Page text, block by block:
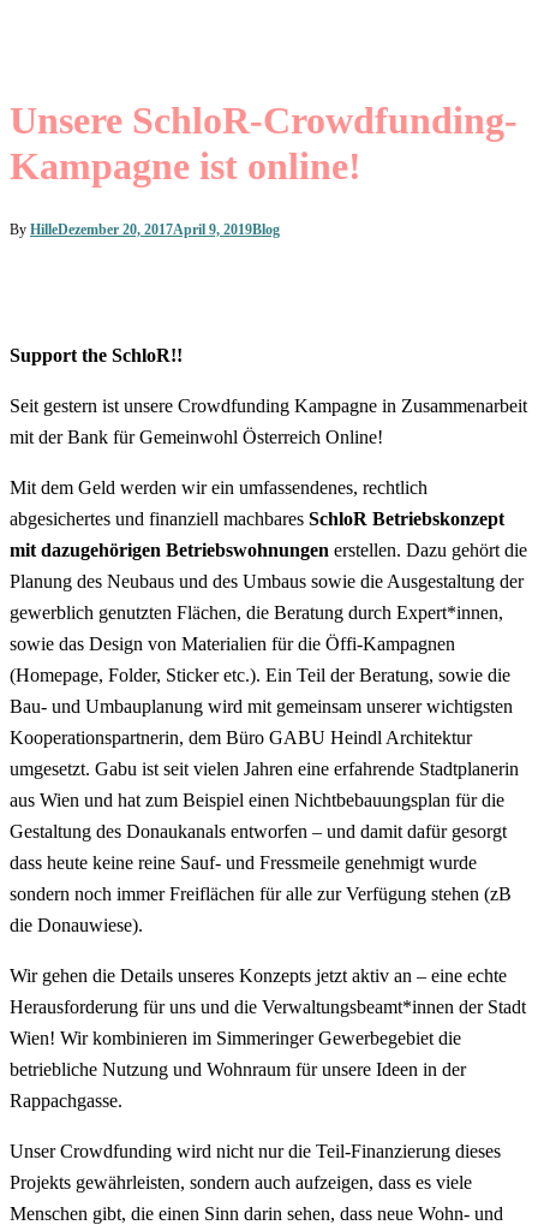
Unsere SchloR-Crowdfunding-
Kampagne ist online!
By HilleDezember 20, 2017April 9, 2019Blog
Support the SchloR!!
Seit gestern ist unsere Crowdfunding Kampagne in Zusammenarbeit
mit der Bank für Gemeinwohl Österreich Online!
Mit dem Geld werden wir ein umfassendenes, rechtlich
abgesichertes und finanziell machbares SchloR Betriebskonzept
mit dazugehörigen Betriebswohnungen erstellen. Dazu gehört die
Planung des Neubaus und des Umbaus sowie die Ausgestaltung der
gewerblich genutzten Flächen, die Beratung durch Expert*innen,
sowie das Design von Materialien für die Öffi-Kampagnen
(Homepage, Folder, Sticker etc.). Ein Teil der Beratung, sowie die
Bau- und Umbauplanung wird mit gemeinsam unserer wichtigsten
Kooperationspartnerin, dem Büro GABU Heindl Architektur
umgesetzt. Gabu ist seit vielen Jahren eine erfahrende Stadtplanerin
aus Wien und hat zum Beispiel einen Nichtbebauungsplan für die
Gestaltung des Donaukanals entworfen – und damit dafür gesorgt
dass heute keine reine Sauf- und Fressmeile genehmigt wurde
sondern noch immer Freiflächen für alle zur Verfügung stehen (zB
die Donauwiese).
Wir gehen die Details unseres Konzepts jetzt aktiv an – eine echte
Herausforderung für uns und die Verwaltungsbeamt*innen der Stadt
Wien! Wir kombinieren im Simmeringer Gewerbegebiet die
betriebliche Nutzung und Wohnraum für unsere Ideen in der
Rappachgasse.
Unser Crowdfunding wird nicht nur die Teil-Finanzierung dieses
Projekts gewährleisten, sondern auch aufzeigen, dass es viele
Menschen gibt, die einen Sinn darin sehen, dass neue Wohn- und